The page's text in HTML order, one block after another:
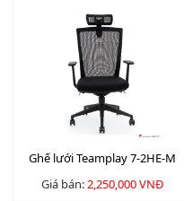
Ghế lưới Teamplay 7-2HE-M
Giá bán:2,250,000 VNĐ